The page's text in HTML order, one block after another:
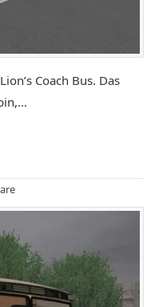
Coach Bus. Das